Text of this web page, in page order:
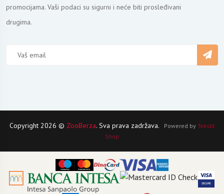
promocijama. Vaši podaci su sigurni i neće biti prosleđivani
drugima.
Copyright 2026 © ZooBerza. Sva prava zadržava. Powered by Tekstil
Shop